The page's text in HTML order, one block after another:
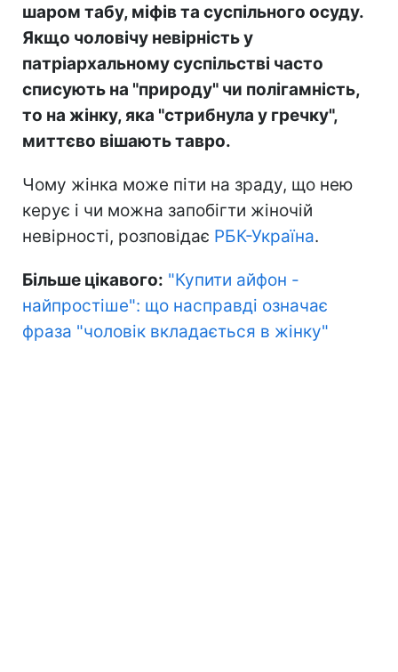
шаром табу, міфів та суспільного осуду.
Якщо чоловічу невірність у
патріархальному суспільстві часто
списують на "природу" чи полігамність,
то на жінку, яка "стрибнула у гречку",
миттєво вішають тавро.
Чому жінка може піти на зраду, що нею
керує і чи можна запобігти жіночій
невірності, розповідає РБК-Україна.
Більше цікавого: "Купити айфон -
найпростіше": що насправді означає
фраза "чоловік вкладається в жінку"